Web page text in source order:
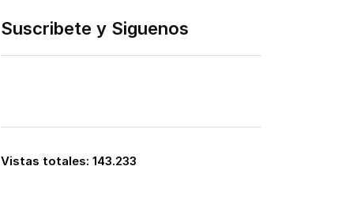
Suscribete y Siguenos
Vistas totales: 143.233